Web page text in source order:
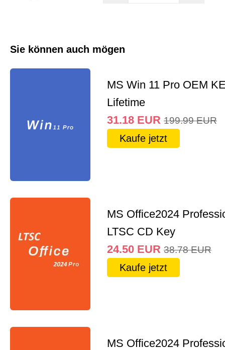
Sie können auch mögen
MS Win 11 Pro OEM
Lifetime
31.18 EUR 199.99 EUR
Kaufe jetzt
MS Office2024
LTSC CD Key
24.50 EUR 38.78 EUR
Kaufe jetzt
MS Office2024